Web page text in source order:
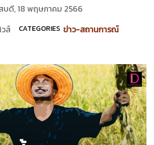
ดี, 18 พฤษภาคม 2566
ส์ CATEGORIES ข่าว-สถานการณ์